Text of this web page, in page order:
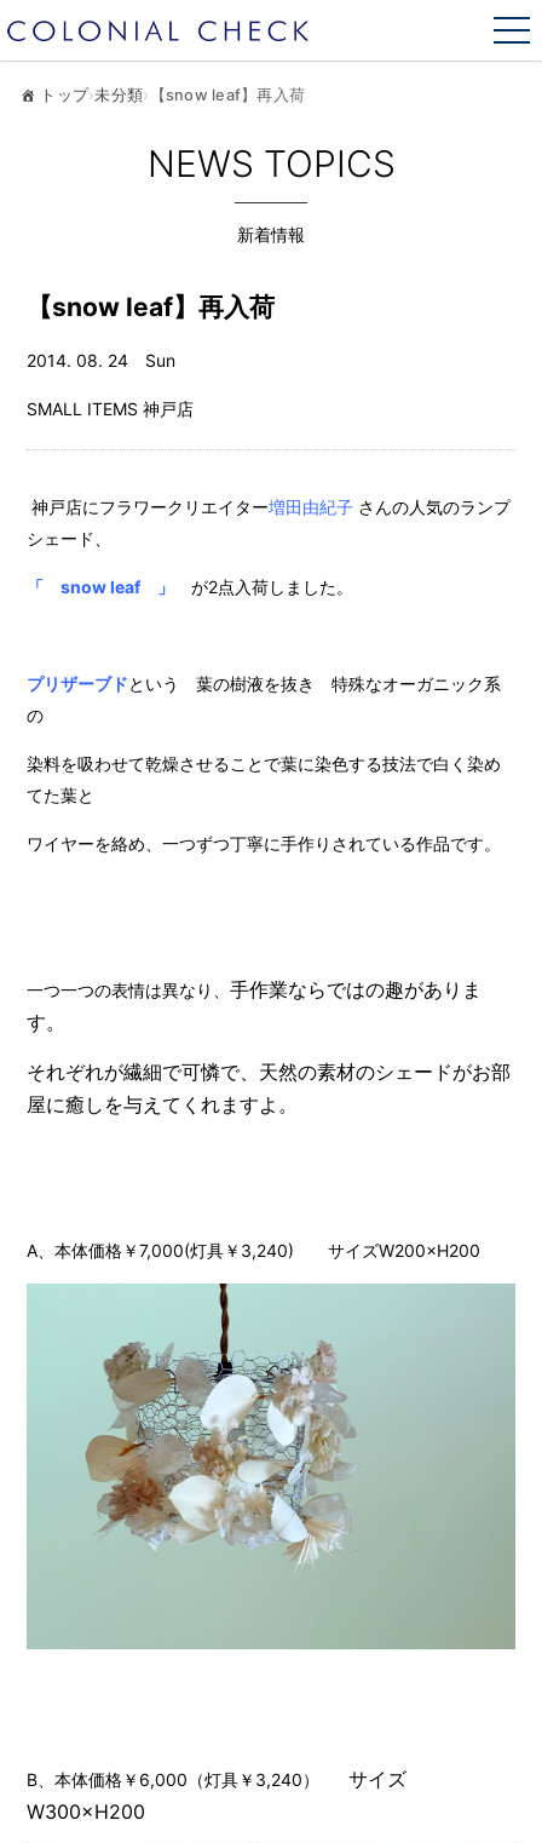
トップ›未分類› 【snow leaf】再入荷
NEWS TOPICS
新着情報
【snow leaf】再入荷
2014. 08. 24 Sun
SMALL ITEMS 神戸店
神戸店にフラワークリエイター増田由紀子 さんの人気のランプ
シェード、
「 snow leaf 」 が2点入荷しました。
プリザーブドという 葉の樹液を抜き 特殊なオーガニック系
の
染料を吸わせて乾燥させることで葉に染色する技法で白く染め
てた葉と
ワイヤーを絡め、一つずつ丁寧に手作りされている作品です。
一つ一つの表情は異なり、手作業ならではの趣がありま
す。
それぞれが繊細で可憐で、天然の素材のシェードがお部
屋に癒しを与えてくれますよ。
A、本体価格￥7,000(灯具￥3,240) サイズW200×H200
B、本体価格￥6,000（灯具￥3,240）
サイズ
W300×H200